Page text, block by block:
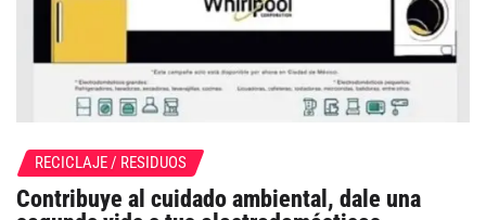
RECICLAJE / RESIDUOS
Contribuye al cuidado ambiental, dale una